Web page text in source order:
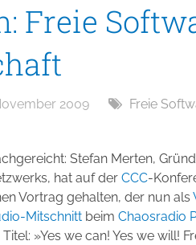
Freie
2009 Freie
Stefan Merten,
hat auf derCCC-
Vortrag gehalten, der nun als
Mitschnitt beimChaosradio
Titel: »Yes we can! Yes we will!